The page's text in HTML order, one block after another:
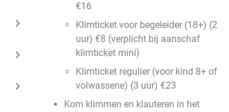
keyboard_arrow_right
keyboard_arrow_right
keyboard_arrow_right
€16
Klimticket voor begeleider (18+) (2
uur) €8 (verplicht bij aanschaf
klimticket mini)
Klimticket regulier (voor kind 8+ of
volwassene) (3 uur) €23
Kom klimmen en klauteren in het